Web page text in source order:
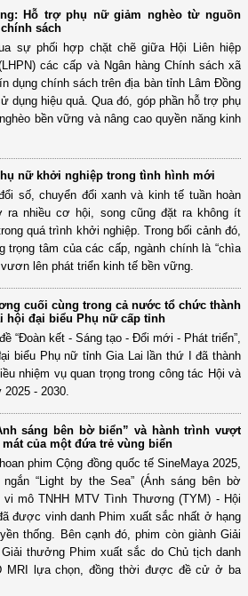
Hỗ trợ phụ nữ giảm nghèo từ nguồn
sách
sự phối hợp chặt chẽ giữa Hội Liên hiệp
các cấp và Ngân hàng Chính sách xã
dụng chính sách trên địa bàn tỉnh Lâm Đồng
dụng hiệu quả. Qua đó, góp phần hỗ trợ phụ
bền vững và nâng cao quyền năng kinh
nữ khởi nghiệp trong tình hình mới
số, chuyển đổi xanh và kinh tế tuần hoàn
ra nhiều cơ hội, song cũng đặt ra không ít
quá trình khởi nghiệp. Trong bối cảnh đó,
trọng tâm của các cấp, ngành chính là “chìa
lên phát triển kinh tế bền vững.
cuối cùng trong cả nước tổ chức thành
hội đại biểu Phụ nữ cấp tỉnh
“Đoàn kết - Sáng tạo - Đổi mới - Phát triển”,
biểu Phụ nữ tỉnh Gia Lai lần thứ I đã thành
nhiệm vụ quan trọng trong công tác Hội và
2025 - 2030.
sáng bên bờ biển” và hành trình vượt
mát của một đứa trẻ vùng biển
phim Cộng đồng quốc tế SineMaya 2025,
ngắn “Light by the Sea” (Ánh sáng bên bờ
mô TNHH MTV Tình Thương (TYM) - Hội
được vinh danh Phim xuất sắc nhất ở hạng
thống. Bên cạnh đó, phim còn giành Giải
thưởng Phim xuất sắc do Chủ tịch danh
MRI lựa chọn, đồng thời được đề cử ở ba